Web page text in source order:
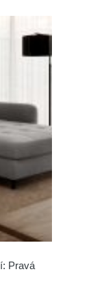
Pravá